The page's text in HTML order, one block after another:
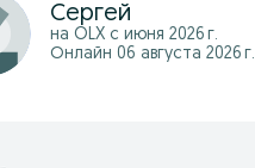
Сергей
на OLX с июня 2026 г.
Онлайн 06 августа 2026 г.